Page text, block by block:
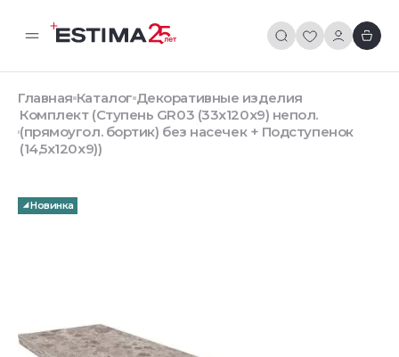
Главная Каталог Декоративные изделия
Комплект (Ступень GR03 (33x120x9) непол.
(прямоугол. бортик) без насечек + Подступенок
(14,5x120x9))
Новинка